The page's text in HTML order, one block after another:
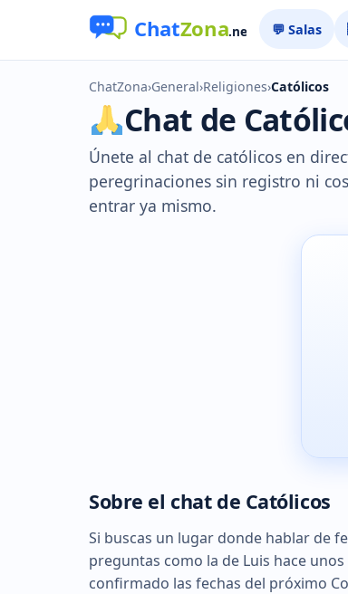
💬 Salas
ChatZona›General›Religiones›Católicos
Chat de
Únete al chat de católicos en
peregrinaciones sin registro ni
entrar ya mismo.
Sobre el chat de Católicos
Si buscas un lugar donde hablar de
preguntas como la de Luis hace
confirmado las fechas del próximo